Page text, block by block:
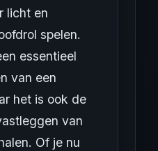
licht en
spelen.
essentieel
van een
het is ook de
van
Of je nu